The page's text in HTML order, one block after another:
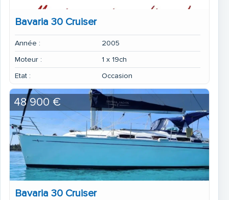
Bavaria 30 Cruiser
Année :
2005
Moteur :
1 x 19ch
Etat :
Occasion
Bavaria 30 Cruiser
48 900 €